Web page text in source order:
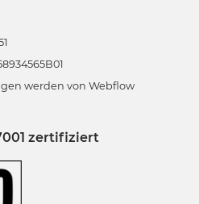
werden von Webflow
zertifiziert